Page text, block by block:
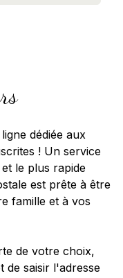
dédiée aux
! Un service
le plus rapide
est prête à être
famille et à vos
de votre choix,
de saisir l'adresse